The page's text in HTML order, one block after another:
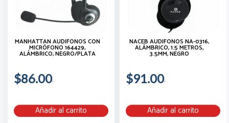
MANHATTAN AUDÍFONOS CON
MICRÓFONO 164429,
ALÁMBRICO, NEGRO/PLATA
$86.00
Añadir al carrito
NACEB AUDÍFONOS NA-0316,
ALÁMBRICO, 1.5 METROS,
3.5MM, NEGRO
$91.00
Añadir al carrito